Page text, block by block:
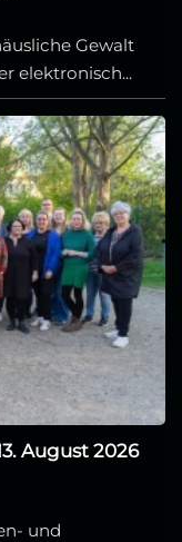
Gewalt
elektronisch...
August 2026
und